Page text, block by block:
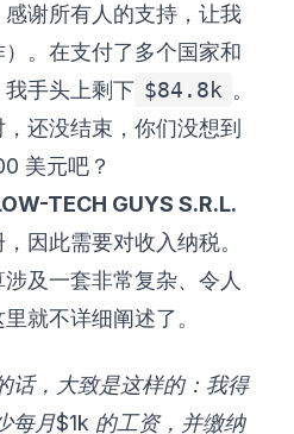
谢所有人的支持，让我
。在支付了多个国家和
手头上剩下 $84.8k 。
还没结束，你们没想到
美元吧？
TECH GUYS S.R.L.
因此需要对收入纳税。
及一套非常复杂、令人
就不详细阐述了。
话，大致是这样的：我得
每月$1k 的工资，并缴纳